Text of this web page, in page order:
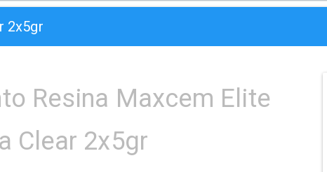
2x5gr
Resina Maxcem Elite
Clear 2x5gr